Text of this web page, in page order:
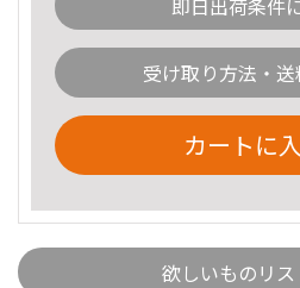
受け取り方法・
カートに
欲しいものリ